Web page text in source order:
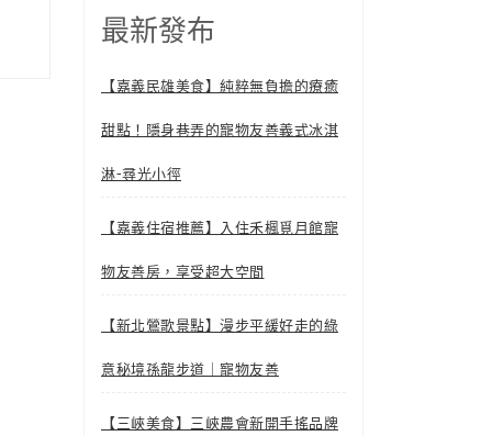
最新發布
【嘉義民雄美食】純粹無負擔的療癒
甜點！隱身巷弄的寵物友善義式冰淇
淋-尋光小徑
【嘉義住宿推薦】入住禾楓覓月館寵
物友善房，享受超大空間
【新北鶯歌景點】漫步平緩好走的綠
意秘境孫龍步道｜寵物友善
【三峽美食】三峽農會新開手搖品牌